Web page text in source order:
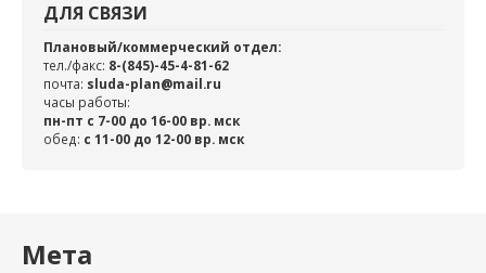
ДЛЯ СВЯЗИ
Плановый/коммерческий отдел:
тел./факс: 8-(845)-45-4-81-62
почта: sluda-plan@mail.ru
часы работы:
пн-пт с 7-00 до 16-00 вр. мск
обед: c 11-00 до 12-00 вр. мск
Мета